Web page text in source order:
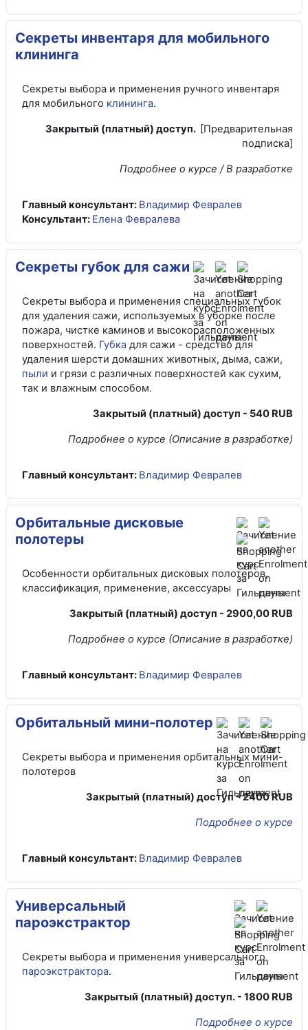
Секреты инвентаря для мобильного
клининга
Секреты выбора и применения ручного инвентаря
для мобильного клининга.
Закрытый (платный) доступ. [Предварительная
подписка]
Подробнее о курсе / В разработке
Главный консультант: Владимир Февралев
Консультант: Елена Февралева
Секреты губок для сажи
Секреты выбора и применения специальных губок
для удаления сажи, используемых в уборке после
пожара, чистке каминов и высокорасположенных
поверхностей. Губка для сажи - средство для
удаления шерсти домашних животных, дыма, сажи,
пыли и грязи с различных поверхностей как сухим,
так и влажным способом.
Закрытый (платный) доступ - 540 RUB
Подробнее о курсе (Описание в разработке)
Главный консультант: Владимир Февралев
Орбитальные дисковые
полотеры
Особенности орбитальных дисковых полотеров,
классификация, применение, аксессуары
Закрытый (платный) доступ - 2900,00 RUB
Подробнее о курсе (Описание в разработке)
Главный консультант: Владимир Февралев
Орбитальный мини-полотер
Секреты выбора и применения орбитальных мини-
полотеров
Закрытый (платный) доступ - 2400 RUB
Подробнее о курсе
Главный консультант: Владимир Февралев
Универсальный
пароэкстрактор
Секреты выбора и применения универсального
пароэкстрактора.
Закрытый (платный) доступ. - 1800 RUB
Подробнее о курсе